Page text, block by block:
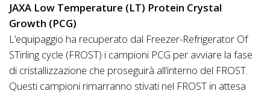
JAXA Low Temperature (LT) Protein Crystal
Growth (PCG)
L’equipaggio ha recuperato dal Freezer-Refrigerator Of
STirling cycle (FROST) i campioni PCG per avviare la fase
di cristallizzazione che proseguirà all’interno del FROST.
Questi campioni rimarranno stivati nel FROST in attesa